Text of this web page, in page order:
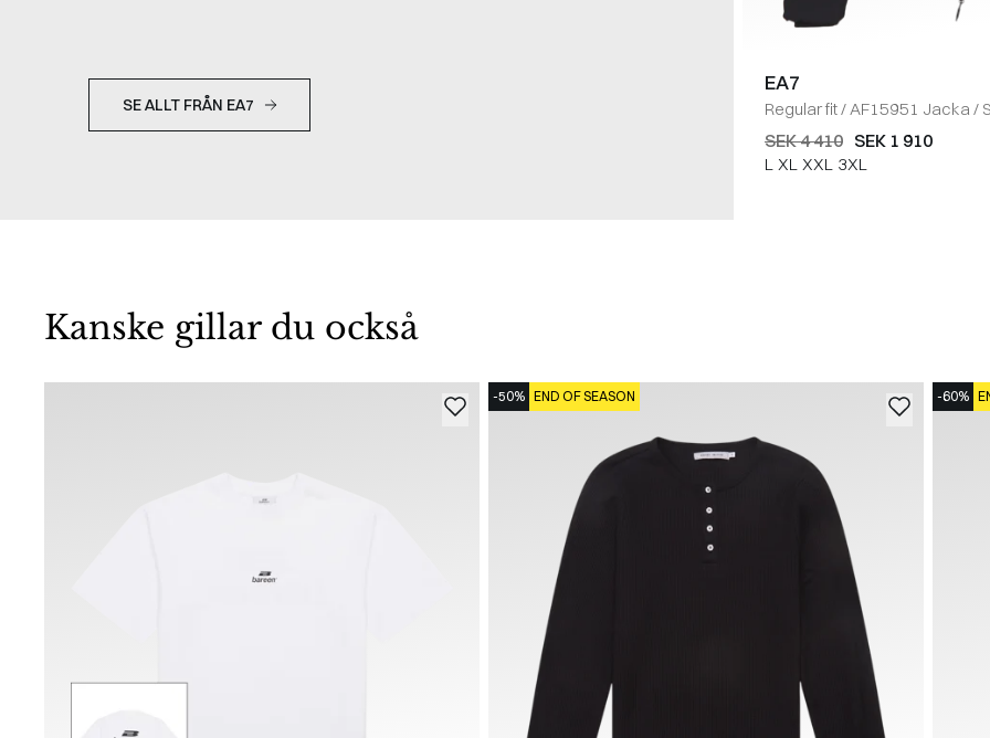
SE ALLT FRÅN EA7
EA7
Regular fit/AF15951 Jacka /
SEK 4 410 SEK 1 910
L XL XXL 3XL
Kanske gillar du också
-50% END OF SEASON -60%